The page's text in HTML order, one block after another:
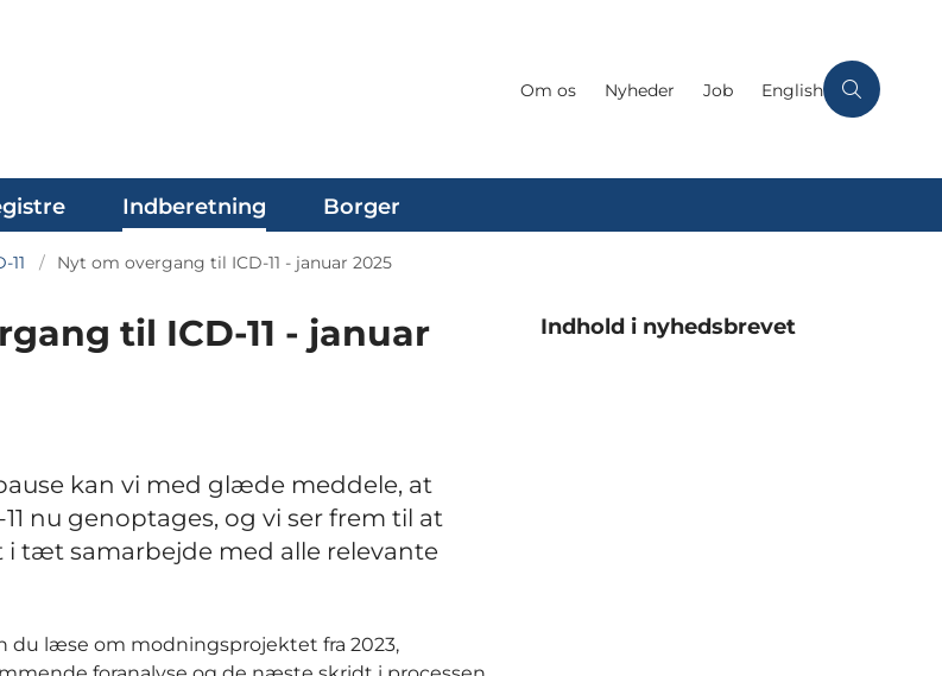
Om os Nyheder Job English
Indberetning Borger
11 Nyt om overgang til ICD-11 - januar 2025
til ICD-11 - januar
kan vi med glæde meddele, at
nu genoptages, og vi ser frem til at
tæt samarbejde med alle relevante
du læse om modningsprojektet fra 2023,
Indhold i nyhedsbrevet